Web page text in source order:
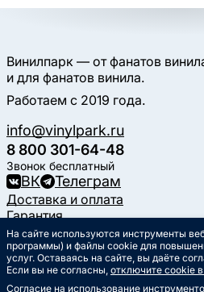
Винилпарк — от фанатов
и для фанатов винила.
Работаем с 2019 года.
info@vinylpark.ru
8 800 301-64-48
Звонок бесплатный
ВК Телеграм
Доставка и оплата
Гарантия
Контакты
Статьи
Музыкальный календарь
Документы
На сайте используются инструменты
программы) и файлы cookie для
услуг. Оставаясь на сайте, вы даёте
Если вы не согласны, отключите cookie
Согласие на использование